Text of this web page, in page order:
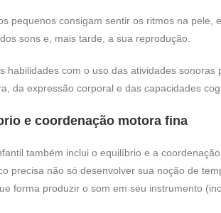
pequenos consigam sentir os ritmos na pele,
sons e, mais tarde, a sua reprodução.
habilidades com o uso das atividades sonoras
da expressão corporal e das capacidades
e coordenação motora fina
também inclui o equilíbrio e a
precisa não só desenvolver sua noção de
forma produzir o som em seu instrumento